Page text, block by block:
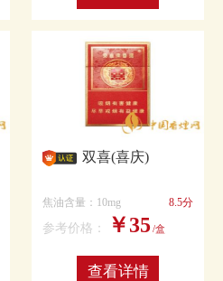
双喜(喜庆)
焦油含量：10mg 8.5分
参考价格： ￥35 /盒
查看详情